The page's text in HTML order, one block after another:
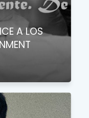
A LOS